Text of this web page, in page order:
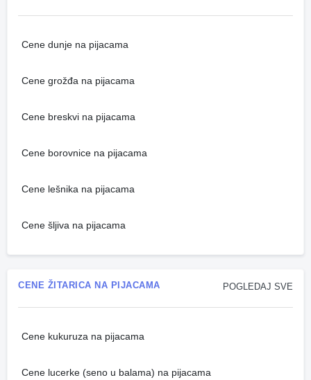
Cene dunje na pijacama
Cene grožđa na pijacama
Cene breskvi na pijacama
Cene borovnice na pijacama
Cene lešnika na pijacama
Cene šljiva na pijacama
POGLEDAJ SVE
CENE ŽITARICA NA PIJACAMA
Cene kukuruza na pijacama
Cene lucerke (seno u balama) na pijacama